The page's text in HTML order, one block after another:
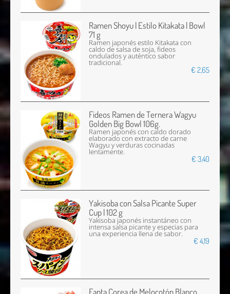
Ramen Shoyu | Estilo Kitakata | Bowl
71 g
Ramen japonés estilo Kitakata con
caldo de salsa de soja, fideos
ondulados y auténtico sabor
tradicional.
€ 2,65
Fideos Ramen de Ternera Wagyu
Golden Big Bowl 106g.
Ramen japonés con caldo dorado
elaborado con extracto de carne
Wagyu y verduras cocinadas
lentamente.
€ 3,40
Yakisoba con Salsa Picante Super
Cup | 102 g
Yakisoba japonés instantáneo con
intensa salsa picante y especias para
una experiencia llena de sabor.
€ 4,19